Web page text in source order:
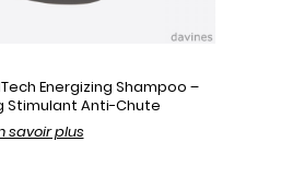
Energizing Shampoo –
Stimulant Anti-Chute
savoir plus